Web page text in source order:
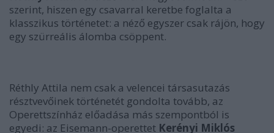
szerint, hiszen egy csavarral keretbe foglalta a
klasszikus történetet: a néző egyszer csak rájön, hogy
egy szürreális álomba csöppent.
Réthly Attila nem csak a velencei társasutazás
résztvevőinek történetét gondolta tovább, az
Operettszínház előadása más szempontból is
egyedi: az Eisemann-operettet Kerényi Miklós